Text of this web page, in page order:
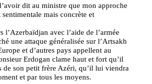
dit au ministre que mon approche
mais concrète et
l’Azerbaïdjan avec l’aide de l’armée
une attaque généralisée sur l’Artsakh
et d’autres pays appellent au
Erdogan clame haut et fort qu’il
de son petit frère Azéri, qu’il lui viendra
et par tous les moyens.